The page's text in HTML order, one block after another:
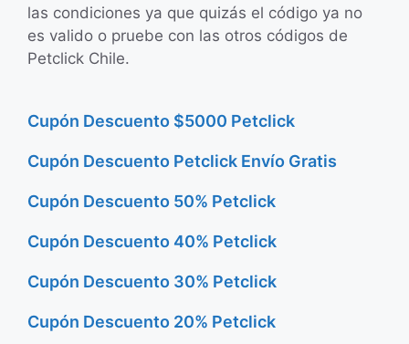
las condiciones ya que quizás el código ya no
es valido o pruebe con las otros códigos de
Petclick Chile.
Cupón Descuento $5000 Petclick
Cupón Descuento Petclick Envío Gratis
Cupón Descuento 50% Petclick
Cupón Descuento 40% Petclick
Cupón Descuento 30% Petclick
Cupón Descuento 20% Petclick